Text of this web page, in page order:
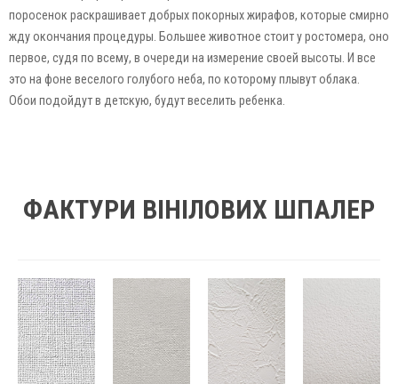
поросенок раскрашивает добрых покорных жирафов, которые смирно
жду окончания процедуры. Большее животное стоит у ростомера, оно
первое, судя по всему, в очереди на измерение своей высоты. И все
это на фоне веселого голубого неба, по которому плывут облака.
Обои подойдут в детскую, будут веселить ребенка.
ФАКТУРИ ВІНІЛОВИХ ШПАЛЕР